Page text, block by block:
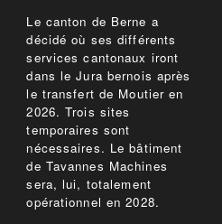
Le canton de Berne a
décidé où ses différents
services cantonaux iront
dans le Jura bernois après
le transfert de Moutier en
2026. Trois sites
temporaires sont
nécessaires. Le bâtiment
de Tavannes Machines
sera, lui, totalement
opérationnel en 2028.